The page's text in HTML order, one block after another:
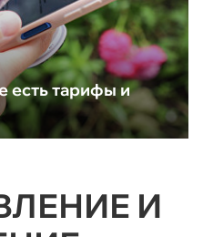
есть тарифы и
И